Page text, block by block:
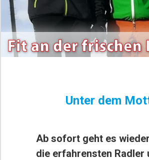
Unter dem
Ab sofort geht es
die erfahrensten Radler